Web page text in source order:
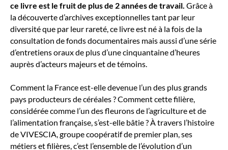
ce livre est le fruit de plus de 2 années de travail. Grâce à
la découverte d’archives exceptionnelles tant par leur
diversité que par leur rareté, ce livre est né à la fois de la
consultation de fonds documentaires mais aussi d’une série
d’entretiens oraux de plus d’une cinquantaine d’heures
auprès d’acteurs majeurs et de témoins.
Comment la France est-elle devenue l’un des plus grands
pays producteurs de céréales ? Comment cette filière,
considérée comme l’un des fleurons de l’agriculture et de
l’alimentation française, s’est-elle bâtie ? À travers l’histoire
de VIVESCIA, groupe coopératif de premier plan, ses
métiers et filières, c’est l’ensemble de l’évolution d’un